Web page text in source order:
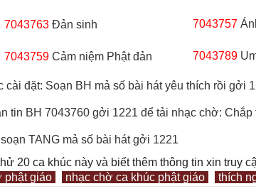
7043763 Đản sinh 7043757
7043759Cảm niệm Phật đản 7043789
cài đặt: Soạn BH mả số bài hát yêu thích rồi gởi
tin BH 7043760 gởi 1221 để tải nhạc chờ: Chắp
TANG mả số bài hát gởi 1221
20 ca khúc này và biết thêm thông tin xin truy
phật giáo
nhạc chờ ca khúc phật giáo thích